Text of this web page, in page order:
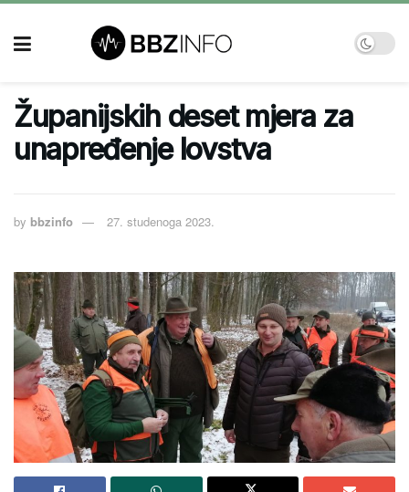
Županijskih deset mjera za
unapređenje lovstva
by bbzinfo 27. studenoga 2023.